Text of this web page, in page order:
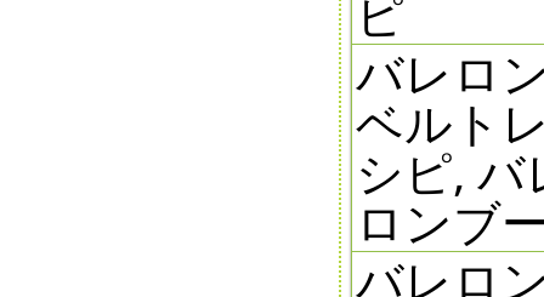
ピ
バレロ
ベルト
シピ,
ロンブ
バレロ